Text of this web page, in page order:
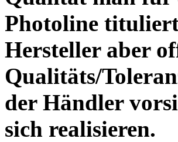
Photoline
Hersteller aber
Qualitäts/
der Händler
sich realisieren.